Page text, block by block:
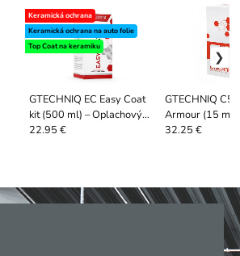
GTECHNIQ EC Easy Coat
kit (500 ml) – Oplachový
kremičitý sealant
Keramická ochrana
Keramická ochrana na auto folie
Top Coat na keramiku
22.95 €
GTECHNIQ C5
Armour (15 ml)
Keramický
32.25 €